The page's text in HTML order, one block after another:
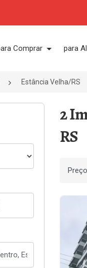
Comprar para
Estância Velha/RS
2
RS